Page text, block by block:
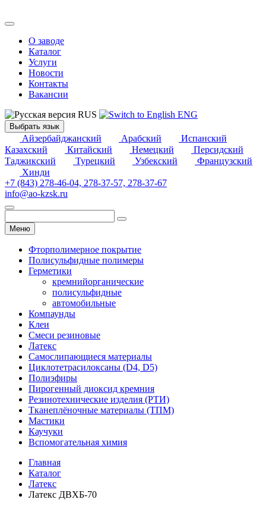
О заводе
Каталог
Услуги
Новости
Контакты
Вакансии
RUS
ENG
Выбрать язык
Айзербайджанский Арабский
Испанский
Казахский
Китайский Немецкий
Персидский
Таджикский
Турецкий Узбекский
Французский
Хинди
+7 (843) 278-46-04, 278-37-57, 278-37-67
info@ao-kzsk.ru
Меню
Фторполимерное покрытие
Полисульфидные полимеры
Герметики
кремнийорганические
полисульфидные
автомобильные
Компаунды
Клеи
Смеси резиновые
Латекс
Самослипающиеся материалы
Циклотетрасилоксаны (D4, D5)
Полиэфиры
Пирогенный диоксид кремния
Резинотехнические изделия (РТИ)
Тканеплёночные материалы (ТПМ)
Мастики
Каучуки
Вспомогательная химия
Главная
Каталог
Латекс
Латекс ДВХБ-70